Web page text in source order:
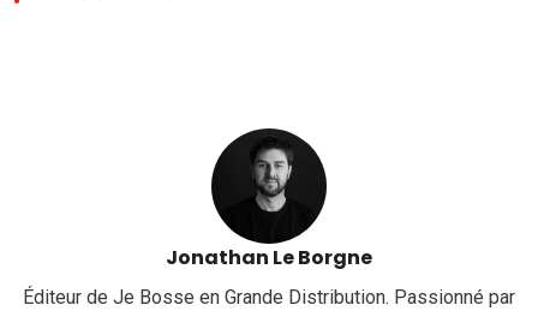
Jonathan Le Borgne
Éditeur de Je Bosse en Grande Distribution. Passionné par